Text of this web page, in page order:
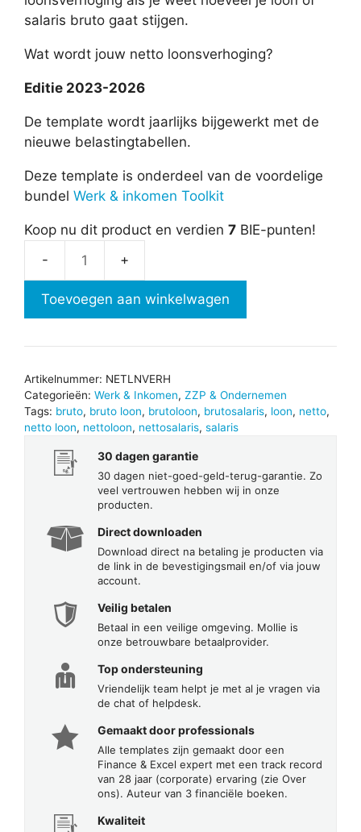
salaris bruto gaat stijgen.
Wat wordt jouw netto loonsverhoging?
Editie 2023-2026
De template wordt jaarlijks bijgewerkt met de
nieuwe belastingtabellen.
Deze template is onderdeel van de voordelige
bundel Werk & inkomen Toolkit
Koop nu dit product en verdien 7 BIE-punten!
aantal
Toevoegen aan winkelwagen
Artikelnummer: NETLNVERH
Categorieën: Werk & Inkomen, ZZP & Ondernemen
Tags: bruto, bruto loon, brutoloon, brutosalaris, loon, netto,
netto loon, nettoloon, nettosalaris, salaris
30 dagen garantie
30 dagen niet-goed-geld-terug-garantie. Zo
veel vertrouwen hebben wij in onze
producten.
Direct downloaden
Download direct na betaling je producten via
de link in de bevestigingsmail en/of via jouw
account.
Veilig betalen
Betaal in een veilige omgeving. Mollie is
onze betrouwbare betaalprovider.
Top ondersteuning
Vriendelijk team helpt je met al je vragen via
de chat of helpdesk.
Gemaakt door professionals
Alle templates zijn gemaakt door een
Finance & Excel expert met een track record
van 28 jaar (corporate) ervaring (zie Over
ons). Auteur van 3 financiële boeken.
Kwaliteit